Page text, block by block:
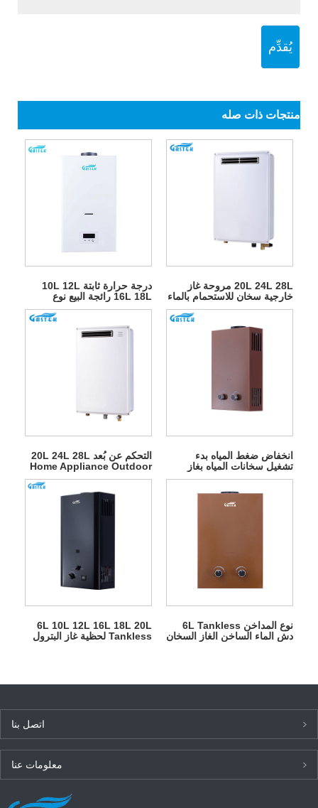
يُقدِّم
منتجات ذات صله
درجة حرارة ثابتة 10L 12L
16L 18L رائجة البيع نوع
المداخن يُعلق على الحائط
بدون خزان غاز البترول المسال
الفوري سخان مياه يعمل بالغاز
الطبيعي الساخن للاستحمام
20L 24L 28L مروحة غاز
خارجية سخان للاستحمام بالماء
الساخن
التحكم عن بُعد 20L 24L 28L
Home Appliance Outdoor
Gas سخان
انخفاض ضغط المياه بدء
تشغيل سخانات المياه بغاز
البترول المسال من نوع
6L 10L 12L 16L 18L 20L
Tankless لحظية غاز البترول
نوع المداخن 6L Tankless
دش الماء الساخن الغاز السخان
اتصل بنا
معلومات عنا
أحدث الأخبار